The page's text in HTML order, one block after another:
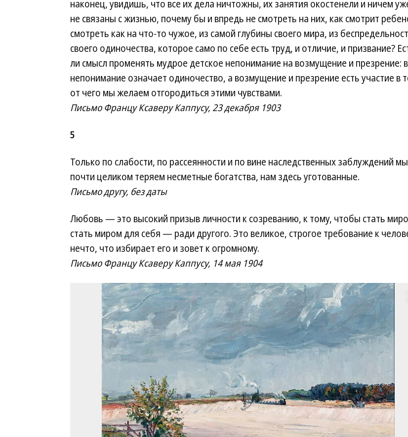
наконец, увидишь, что все их дела ничтожны, их занятия окостенели и ничем
не связаны с жизнью, почему бы и впредь не смотреть на них, как смотрит
смотреть как на что-то чужое, из самой глубины своего мира, из
своего одиночества, которое само по себе есть труд, и отличие, и призвание?
ли смысл променять мудрое детское непонимание на возмущение и презрение:
непонимание означает одиночество, а возмущение и презрение есть участие в
от чего мы желаем отгородиться этими чувствами.
Письмо Францу Ксаверу Каппусу, 23 декабря 1903
5
Только по слабости, по рассеянности и по вине наследственных заблуждений мы
почти целиком теряем несметные богатства, нам здесь уготованные.
Письмо другу, без даты
Любовь — это высокий призыв личности к созреванию, к тому, чтобы стать
стать миром для себя — ради другого. Это великое, строгое требование к
нечто, что избирает его и зовет к огромному.
Письмо Францу Ксаверу Каппусу, 14 мая 1904